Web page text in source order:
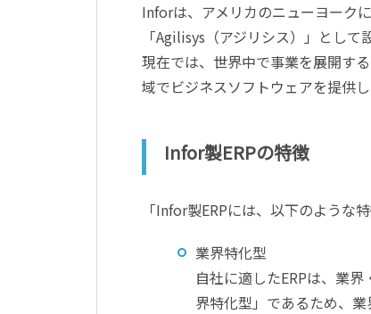
Inforは、アメリカのニューヨーク
「Agilisys（アジリシス）」とし
現在では、世界中で事業を展開す
域でビジネスソフトウェアを提供し
Infor製ERPの特徴
「Infor製ERPには、以下のような
業界特化型
自社に適したERPは、業
界特化型」であるため、